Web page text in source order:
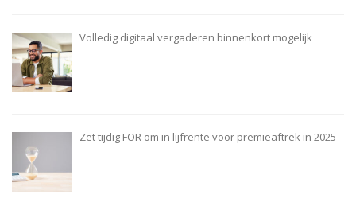
Volledig digitaal vergaderen binnenkort mogelijk
Zet tijdig FOR om in lijfrente voor premieaftrek in 2025